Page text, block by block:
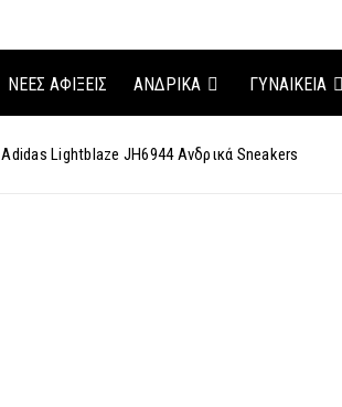
ΝΈΕΣ ΑΦΊΞΕΙΣ ΑΝΔΡΙΚΑ ΓΥΝΑΙΚΕΙΑ
Adidas Lightblaze JH6944 Ανδρικά Sneakers